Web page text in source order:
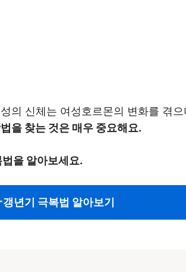
의 신체는 여성호르몬의 변화를 겪
을 찾는 것은 매우 중요해요.
을 알아보세요.
갱년기 극복법 알아보기